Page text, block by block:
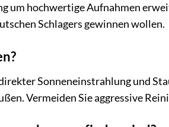
um hochwertige Aufnahmen
Schlagers gewinnen wollen.
Sonneneinstrahlung und
Vermeiden Sie aggressive